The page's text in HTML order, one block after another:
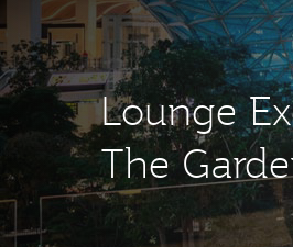
Lounge
The